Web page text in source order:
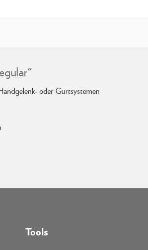
oder Gurtsystemen
Tools